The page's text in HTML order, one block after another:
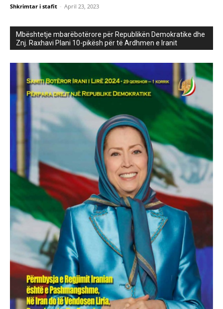
Shkrimtar i stafit - April 23, 2023
Mbështetje mbarëbotërore për Republikën Demokratike dhe
Znj. Raxhavi Plani 10-pikësh për të Ardhmen e Iranit